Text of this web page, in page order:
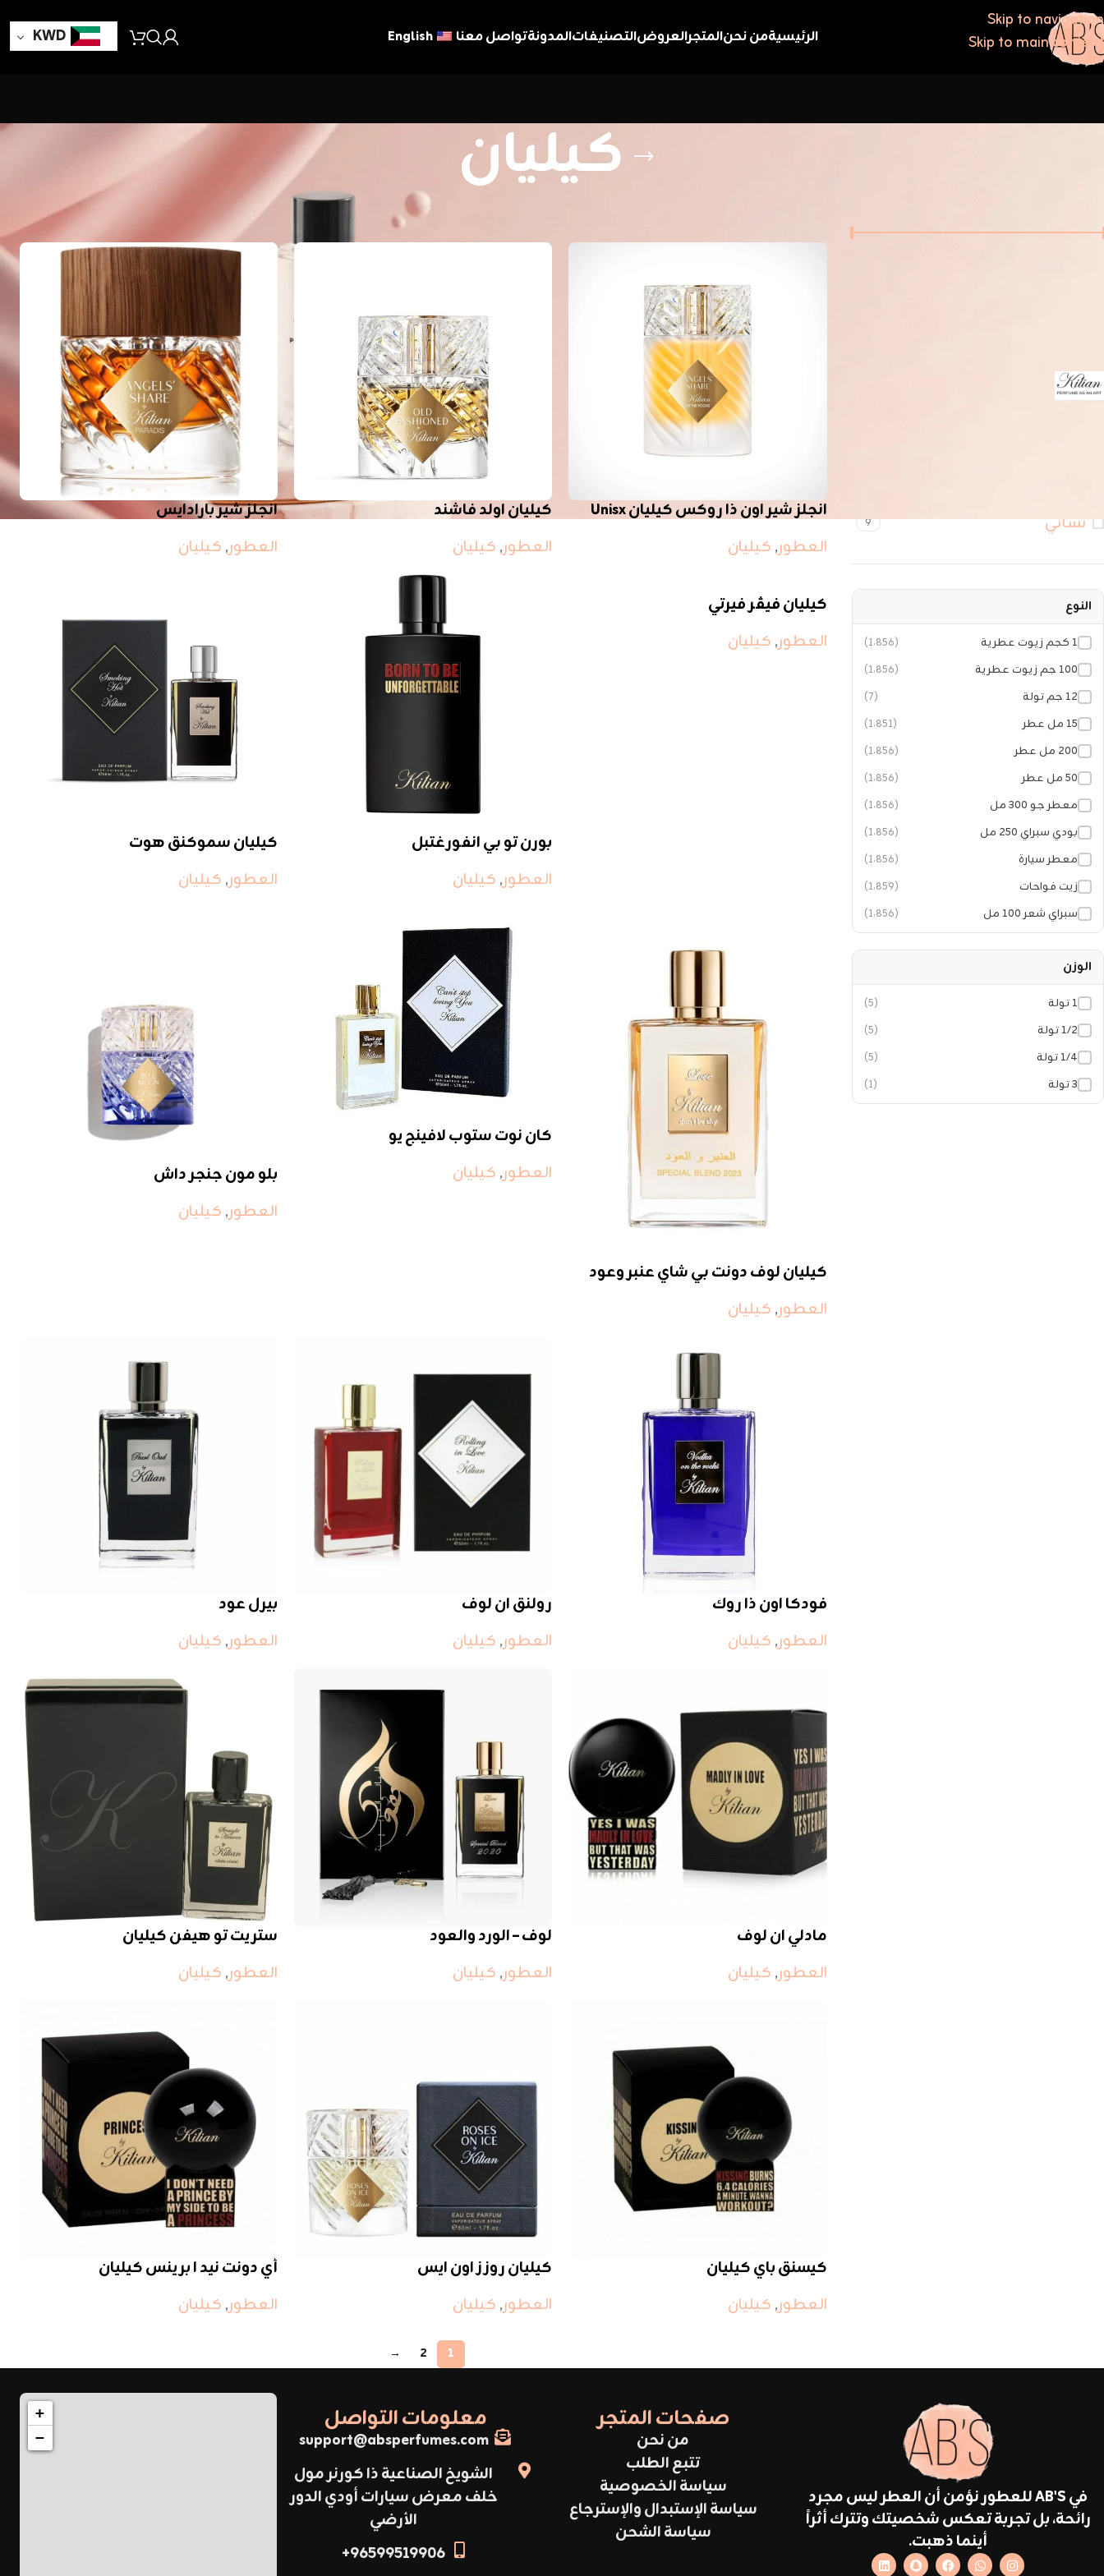
Skip to navigation
Skip to main content
الرئيسيةمن نحنالمتجرالعروضالتصنيفاتالمدونةتواصل معنا English
KWD
كيليان
نسائي 9
النوع
١ كجم زيوت عطرية (1٬856)
١٠٠ جم زيوت عطرية (1٬856)
١٢ جم تولة (7)
١٥ مل عطر (1٬851)
٢٠٠ مل عطر (1٬856)
٥٠ مل عطر (1٬856)
معطر جو ٣٠٠ مل (1٬856)
بودي سبراي ٢٥٠ مل (1٬856)
معطر سيارة (1٬856)
زيت فواحات (1٬859)
سبراي شعر ١٠٠ مل (1٬856)
الوزن
١ تولة (5)
١/٢ تولة (5)
١/٤ تولة (5)
٣ تولة (1)
عرض 9
12
18
24
انجلز شير اون ذا روكس كيليان Unisx
العطور, كيليان
كيليان اولد فاشند
العطور, كيليان
انجلز شير بارادايس
العطور, كيليان
كيليان فيڤر فيرتي
العطور, كيليان
بورن تو بي انفورغتبل
العطور, كيليان
كيليان سموكنق هوت
العطور, كيليان
كيليان لوف دونت بي شاي عنبر وعود
العطور, كيليان
كان نوت ستوب لافينج يو
العطور, كيليان
بلو مون جنجر داش
العطور, كيليان
فودكا اون ذا روك
العطور, كيليان
رولنق ان لوف
العطور, كيليان
بيرل عود
العطور, كيليان
مادلي ان لوف
العطور, كيليان
لوف – الورد والعود
العطور, كيليان
ستريت تو هيفن كيليان
العطور, كيليان
كيسنق باي كيليان
العطور, كيليان
كيليان روزز اون ايس
العطور, كيليان
أي دونت نيد ا برينس كيليان
العطور, كيليان
1
2
→
في AB'S للعطور نؤمن أن العطر ليس مجرد
رائحة، بل تجربة تعكس شخصيتك وتترك أثراً
أينما ذهبت.
صفحات المتجر
من نحن
تتبع الطلب
سياسة الخصوصية
سياسة الإستبدال والإسترجاع
سياسة الشحن
معلومات التواصل
support@absperfumes.com
الشويخ الصناعية ذا كورنر مول
خلف معرض سيارات أودي الدور
الأرضي
96599519906+
+
−